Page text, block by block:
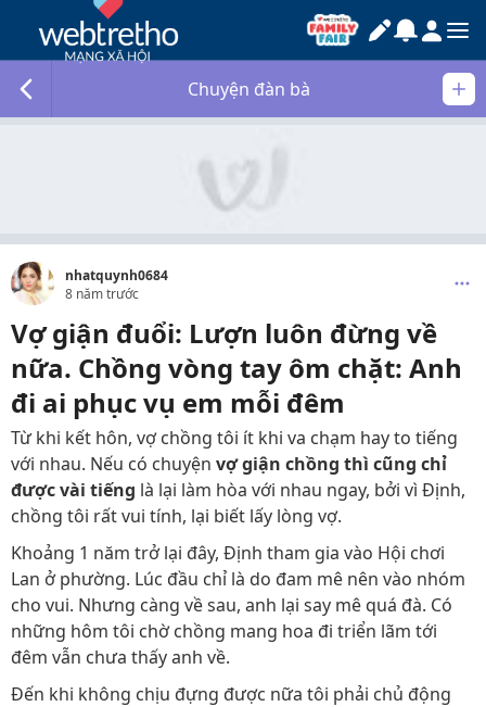
Chuyện đàn bà
nhatquynh0684
8 năm trước
Vợ giận đuổi: Lượn luôn đừng về
nữa. Chồng vòng tay ôm chặt: Anh
đi ai phục vụ em mỗi đêm
Từ khi kết hôn, vợ chồng tôi ít khi va chạm hay to tiếng
với nhau. Nếu có chuyện vợ giận chồng thì cũng chỉ
được vài tiếng là lại làm hòa với nhau ngay, bởi vì Định,
chồng tôi rất vui tính, lại biết lấy lòng vợ.
Khoảng 1 năm trở lại đây, Định tham gia vào Hội chơi
Lan ở phường. Lúc đầu chỉ là do đam mê nên vào nhóm
cho vui. Nhưng càng về sau, anh lại say mê quá đà. Có
những hôm tôi chờ chồng mang hoa đi triển lãm tới
đêm vẫn chưa thấy anh về.
Đến khi không chịu đựng được nữa tôi phải chủ động